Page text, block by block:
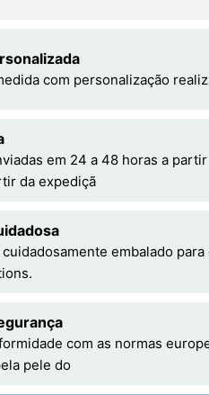
com personalização
em 24 a 48 horas a
da expediçã
embalado
com as normas
pele do